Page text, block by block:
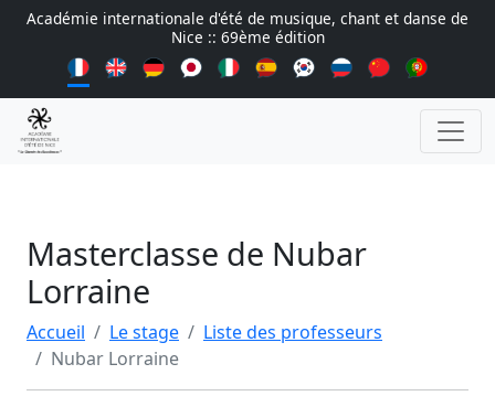
Académie internationale d'été de musique, chant et danse de
Nice :: 69ème édition
Masterclasse de Nubar
Lorraine
Accueil Le stage
Liste des professeurs
Nubar Lorraine